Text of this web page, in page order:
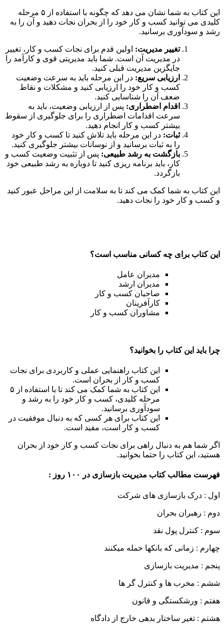
این کتاب به شما نشان می دهد که چگونه با استفاده از ۵ مرحله
کلیدی می توانید کسب و کار خود را از بحران نجات دهید و آن را به
رشد و سودآوری برسانید.
تغییر مدیریت: اولین قدم برای نجات کسب و کار، تغییر
در مدیریت آن است. شما باید مدیریتی قوی و کارآمد را
جایگزین مدیریت قبلی کنید.
ارزیابی سریع: در این مرحله باید به سرعت وضعیت
کسب و کار خود را ارزیابی کنید و مشکلات و نقاط
ضعف آن را شناسایی کنید.
اقدام اضطراری: پس از ارزیابی وضعیت، باید به
سرعت اقدامات اضطراری را برای جلوگیری از سقوط
بیشتر کسب و کار انجام دهید.
ثبات: در این مرحله باید تلاش کنید تا کسب و کار خود
را به ثبات برسانید و از نوسانات بیشتر جلوگیری کنید.
بازگشت به رشد طبیعی: پس از تثبیت وضعیت کسب و
کار، باید برنامه ریزی کنید تا دوباره به رشد طبیعی خود
بازگردد.
این کتاب به شما کمک می کند تا به سلامت از این مراحل عبور کنید
و کسب و کار خود را نجات دهید.
این کتاب برای چه کسانی مناسب است؟
مدیران عامل
مدیران ارشد
صاحبان کسب و کار
کارآفرینان
مشاوران کسب و کار
چرا باید این کتاب را بخوانید؟
این کتاب راهنمایی عملی و کاربردی برای نجات
کسب و کار از بحران است.
این کتاب به شما کمک می کند تا با استفاده از ۵
مرحله کلیدی، کسب و کار خود را به رشد و
سودآوری برسانید.
این کتاب برای هر کسی که به دنبال موفقیت در
کسب و کار است، مفید است.
اگر شما هم به دنبال راهی برای نجات کسب و کار خود از بحران
هستید، این کتاب را حتما بخوانید.
فهرست مطالب کتاب مدیریت بازسازی در ۱۰۰ روز :
اول : درک بازسازی های شرکت
دوم : رهبران بحران
سوم : کنترل پول نقد
چهارم : زمانی که بانکها حمله میکنند
پنجم : مدیریت بازسازی
ششم : مخرب ها و کنترل گر ها
هفتم : ورشکستگی و قانون
هشتم : تغیر ساختار بدهی خارج از دادگاه